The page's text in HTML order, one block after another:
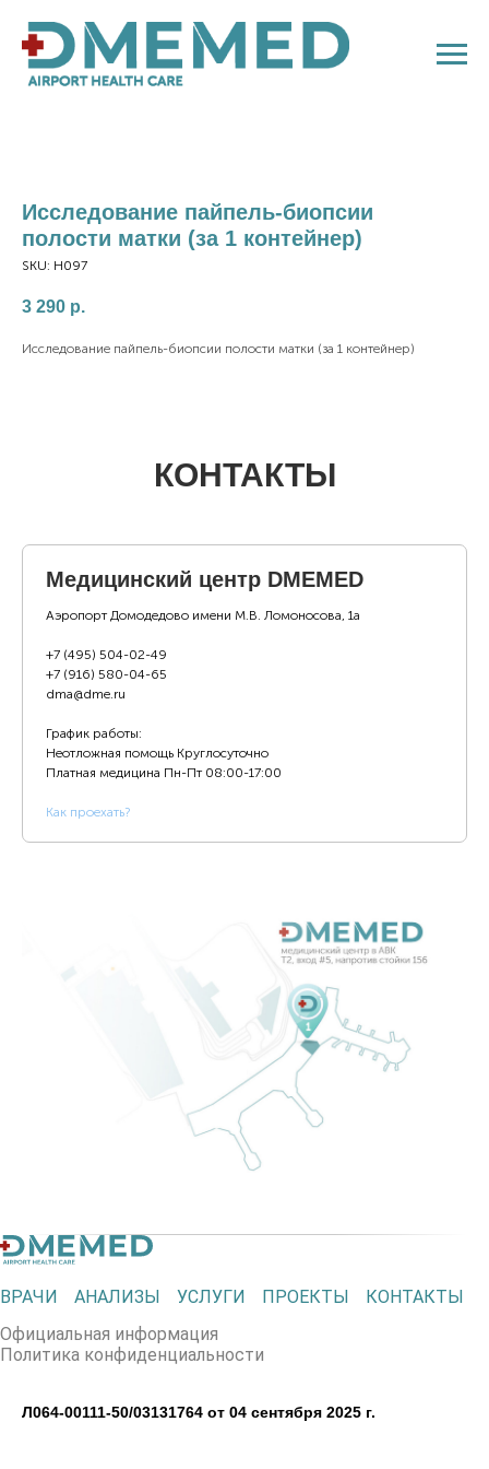
Исследование пайпель-биопсии
полости матки (за 1 контейнер)
SKU: H097
3 290 р.
Исследование пайпель-биопсии полости матки (за 1 контейнер)
КОНТАКТЫ
Медицинский центр DMEMED
Аэропорт Домодедово имени М.В. Ломоносова, 1а
+7 (495) 504-02-49
+7 (916) 580-04-65
dma@dme.ru
График работы:
Неотложная помощь Круглосуточно
Платная медицина Пн-Пт 08:00-17:00
Как проехать?
ВРАЧИ АНАЛИЗЫ УСЛУГИ ПРОЕКТЫ
КОНТАКТЫ
Официальная информация
Политика конфиденциальности
Л064-00111-50/03131764 от 04 сентября 2025 г.